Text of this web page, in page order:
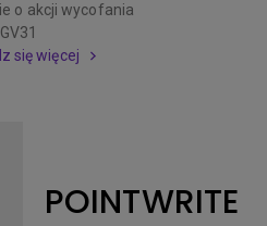
o akcji wycofania
GV31
się więcej
POINTWRITE